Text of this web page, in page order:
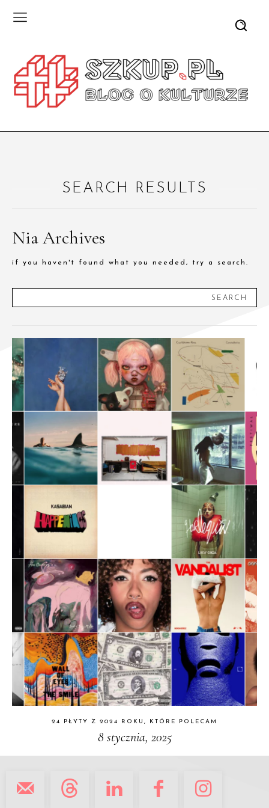
SEARCH RESULTS
Nia Archives
if you haven't found what you needed, try a search.
SEARCH
24 PŁYTY Z 2024 ROKU, KTÓRE POLECAM
8 stycznia, 2025